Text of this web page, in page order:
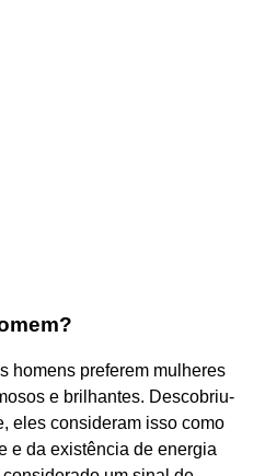
homens preferem mulheres
e brilhantes. Descobriu-
eles consideram isso como
e da existência de energia